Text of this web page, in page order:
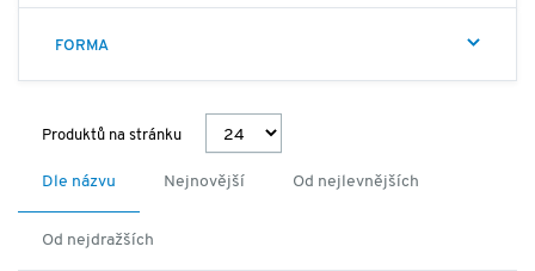
FORMA
Produktů na stránku
Dle názvu Nejnovější Od nejlevnějších
Od nejdražších